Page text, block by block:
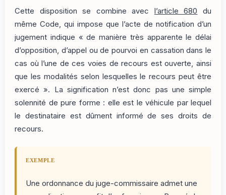
Cette disposition se combine avec l’article 680 du
même Code, qui impose que l’acte de notification d’un
jugement indique « de manière très apparente le délai
d’opposition, d’appel ou de pourvoi en cassation dans le
cas où l’une de ces voies de recours est ouverte, ainsi
que les modalités selon lesquelles le recours peut être
exercé ». La signification n’est donc pas une simple
solennité de pure forme : elle est le véhicule par lequel
le destinataire est dûment informé de ses droits de
recours.
EXEMPLE
Une ordonnance du juge-commissaire admet une